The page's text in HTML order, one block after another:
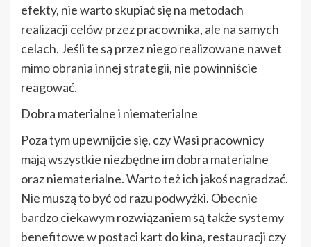
efekty, nie warto skupiać się na metodach
realizacji celów przez pracownika, ale na samych
celach. Jeśli te są przez niego realizowane nawet
mimo obrania innej strategii, nie powinniście
reagować.
Dobra materialne i niematerialne
Poza tym upewnijcie się, czy Wasi pracownicy
mają wszystkie niezbędne im dobra materialne
oraz niematerialne. Warto też ich jakoś nagradzać.
Nie muszą to być od razu podwyżki. Obecnie
bardzo ciekawym rozwiązaniem są także systemy
benefitowe w postaci kart do kina, restauracji czy